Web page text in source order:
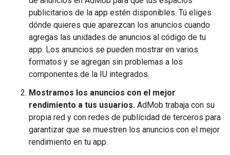
publicitarios de la app estén disponibles. Tú eliges
dónde quieres que aparezcan los anuncios cuando
agregas las unidades de anuncios al código de tu
app. Los anuncios se pueden mostrar en varios
formatos y se agregan sin problemas a los
componentes de la IU integrados.
Mostramos los anuncios con el mejor
rendimiento a tus usuarios. AdMob trabaja con su
propia red y con redes de publicidad de terceros para
garantizar que se muestren los anuncios con el mejor
rendimiento en tu app.